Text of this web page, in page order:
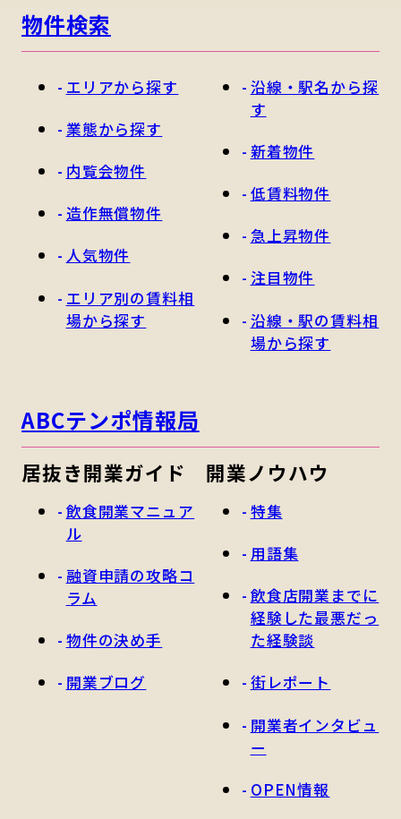
物件検索
エリアから探す
業態から探す
内覧会物件
造作無償物件
人気物件
エリア別の賃料相
場から探す
沿線・駅名から探
す
新着物件
低賃料物件
急上昇物件
注目物件
沿線・駅の賃料相
場から探す
ABCテンポ情報局
居抜き開業ガイド
飲食開業マニュア
ル
融資申請の攻略コ
ラム
物件の決め手
開業ブログ
開業ノウハウ
特集
用語集
飲食店開業までに
経験した最悪だっ
た経験談
街レポート
開業者インタビュ
ー
OPEN情報